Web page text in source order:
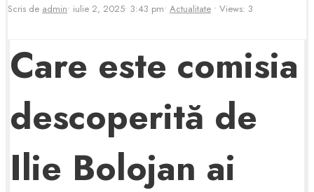
Scris de admin• iulie 2, 2025• 3:43 pm• Actualitate • Views: 3
Care este comisia
descoperită de
Ilie Bolojan ai